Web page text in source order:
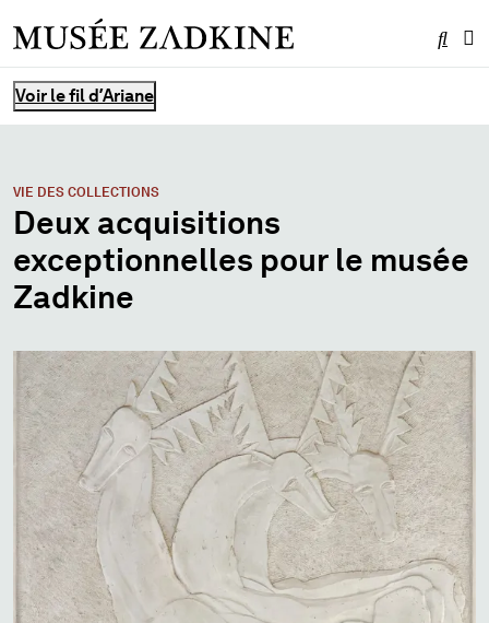
Vous êtes ici :
Voir le fil d’Ariane
VIE DES COLLECTIONS
Deux acquisitions
exceptionnelles pour le musée
Zadkine